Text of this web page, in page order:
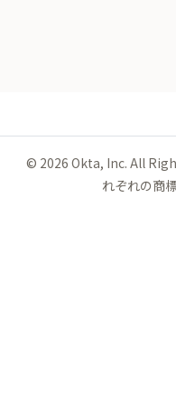
© 2026 Okta, Inc. All
れぞれの商